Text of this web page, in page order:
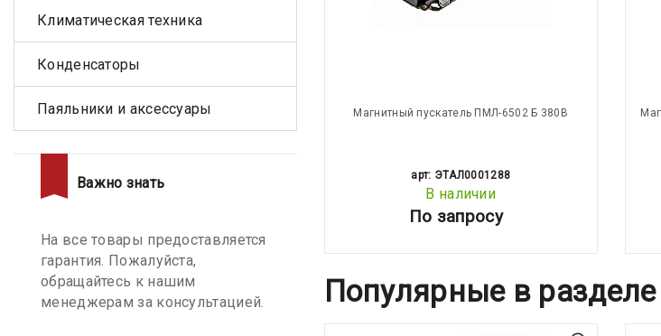
Магнитный пускатель ПМЛ-6502 Б 380В
арт: ЭТАЛ0001288
В наличии
По запросу
Популярные в разделе
Климатическая техника
Конденсаторы
Паяльники и аксессуары
Важно знать
На все товары предоставляется
гарантия. Пожалуйста,
обращайтесь к нашим
менеджерам за консультацией.